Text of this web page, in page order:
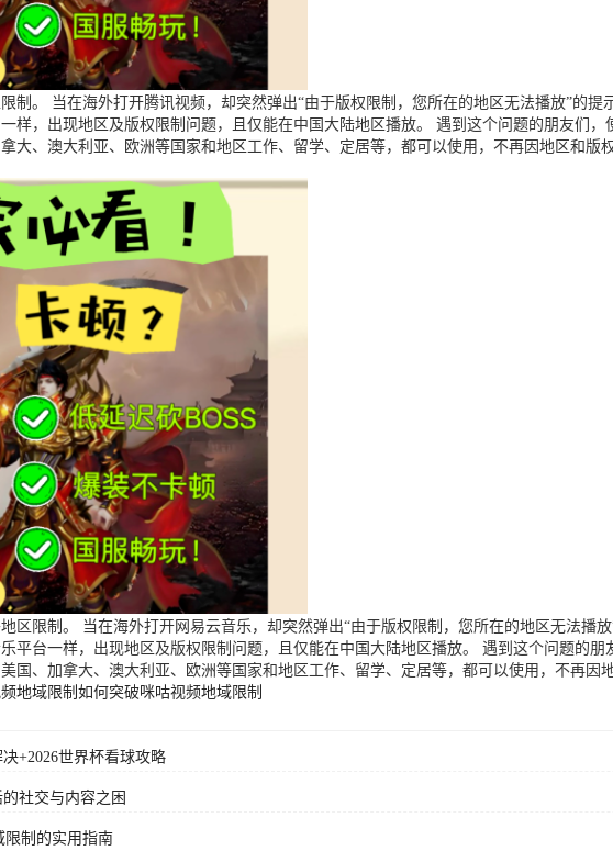
制。 当在海外打开腾讯视频，却突然弹出“由于版权限制，您所在的地区无法播放”的
样，出现地区及版权限制问题，且仅能在中国大陆地区播放。 遇到这个问题的朋友们
、澳大利亚、欧洲等国家和地区工作、留学、定居等，都可以使用，不再因地区和版
限制。 当在海外打开网易云音乐，却突然弹出“由于版权限制，您所在的地区无法播
平台一样，出现地区及版权限制问题，且仅能在中国大陆地区播放。 遇到这个问题的
、加拿大、澳大利亚、欧洲等国家和地区工作、留学、定居等，都可以使用，不再因
地域限制 如何突破咪咕视频地域限制
+2026世界杯看球攻略
社交与内容之困
限制的实用指南